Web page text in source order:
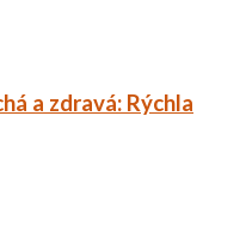
a zdravá: Rýchla